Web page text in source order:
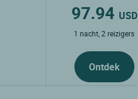
97.94 USD
1 nacht, 2 reizigers
Ontdek